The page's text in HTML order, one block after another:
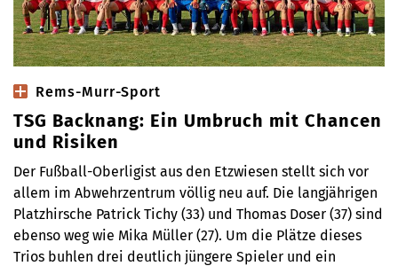
Rems-Murr-Sport
TSG Backnang: Ein Umbruch mit Chancen
und Risiken
Der Fußball-Oberligist aus den Etzwiesen stellt sich vor
allem im Abwehrzentrum völlig neu auf. Die langjährigen
Platzhirsche Patrick Tichy (33) und Thomas Doser (37) sind
ebenso weg wie Mika Müller (27). Um die Plätze dieses
Trios buhlen drei deutlich jüngere Spieler und ein